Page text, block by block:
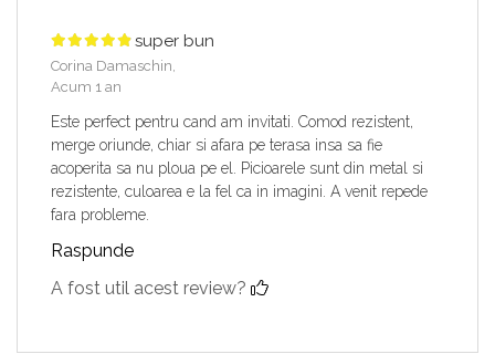
super bun
Corina Damaschin,
Acum 1 an
Este perfect pentru cand am invitati. Comod rezistent,
merge oriunde, chiar si afara pe terasa insa sa fie
acoperita sa nu ploua pe el. Picioarele sunt din metal si
rezistente, culoarea e la fel ca in imagini. A venit repede
fara probleme.
Raspunde
A fost util acest review?